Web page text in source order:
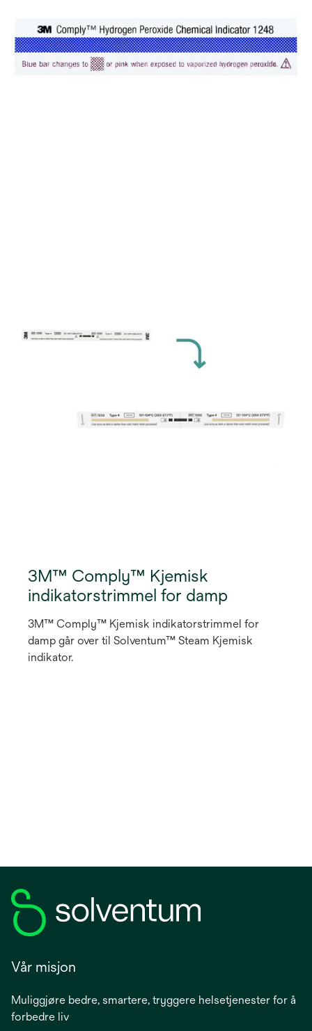
langs strimmelen er synlig gjennom et vindu
markert med "REJECT" og "ACCEPT"-soner.
Fremdriften til progresjonen avhenger av
3M™ Comply™ Kjemisk
indikatorstrimmel for damp
3M™ Comply™ Kjemisk indikatorstrimmel for
damp går over til Solventum™ Steam Kjemisk
indikator.
Vår misjon
Muliggjøre bedre, smartere, tryggere helsetjenester for å
forbedre liv